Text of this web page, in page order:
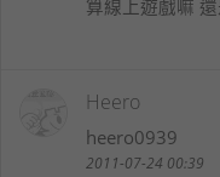
算線上遊戲嘛
Heero
heero0939
2011-07-24 00:39